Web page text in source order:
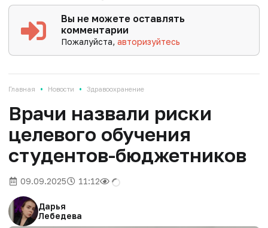
Вы не можете оставлять
комментарии
Пожалуйста,авторизуйтесь
Главная • Новости • Здравоохранение
Врачи назвали риски
целевого обучения
студентов-бюджетников
09.09.2025 11:12
Дарья
Лебедева